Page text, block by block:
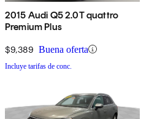
2015 Audi Q5 2.0T quattro
Premium Plus
$9,389 Buena oferta
Incluye tarifas de conc.